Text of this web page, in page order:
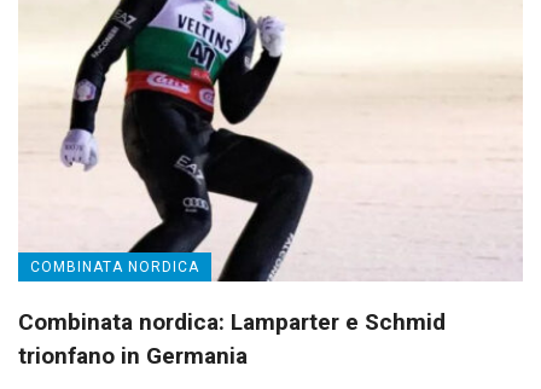
COMBINATA NORDICA
Combinata nordica: Lamparter e Schmid
trionfano in Germania